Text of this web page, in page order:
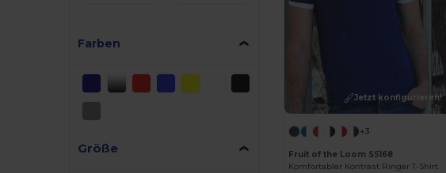
Farben
Größe
Jetzt konfigurieren!
+3
Fruit of the Loom SS168
Komfortabler Kontrast Ringer T-Shirt